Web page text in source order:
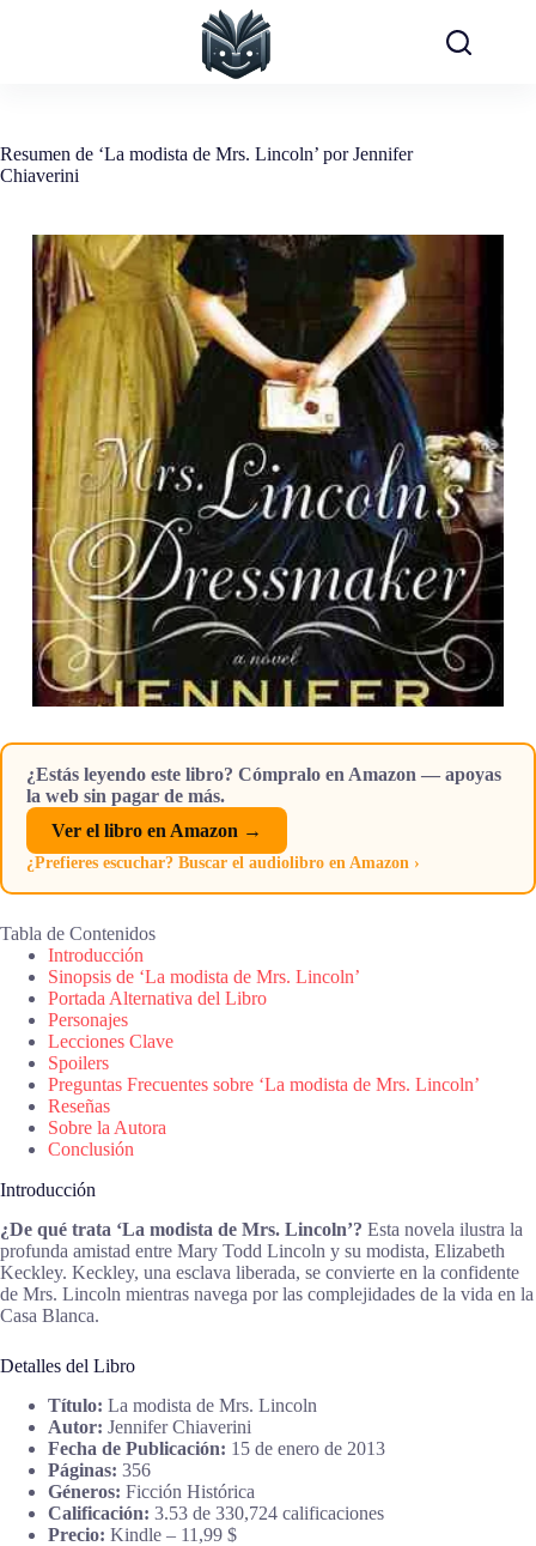
Resumen de ‘La modista de Mrs. Lincoln’ por Jennifer
Chiaverini
¿Estás leyendo este libro? Cómpralo en Amazon — apoyas
la web sin pagar de más.
Ver el libro en Amazon →
¿Prefieres escuchar? Buscar el audiolibro en Amazon ›
Tabla de Contenidos
Introducción
Sinopsis de ‘La modista de Mrs. Lincoln’
Portada Alternativa del Libro
Personajes
Lecciones Clave
Spoilers
Preguntas Frecuentes sobre ‘La modista de Mrs. Lincoln’
Reseñas
Sobre la Autora
Conclusión
Introducción
¿De qué trata ‘La modista de Mrs. Lincoln’? Esta novela ilustra la
profunda amistad entre Mary Todd Lincoln y su modista, Elizabeth
Keckley. Keckley, una esclava liberada, se convierte en la confidente
de Mrs. Lincoln mientras navega por las complejidades de la vida en la
Casa Blanca.
Detalles del Libro
Título: La modista de Mrs. Lincoln
Autor: Jennifer Chiaverini
Fecha de Publicación: 15 de enero de 2013
Páginas: 356
Géneros: Ficción Histórica
Calificación: 3.53 de 330,724 calificaciones
Precio: Kindle – 11,99 $